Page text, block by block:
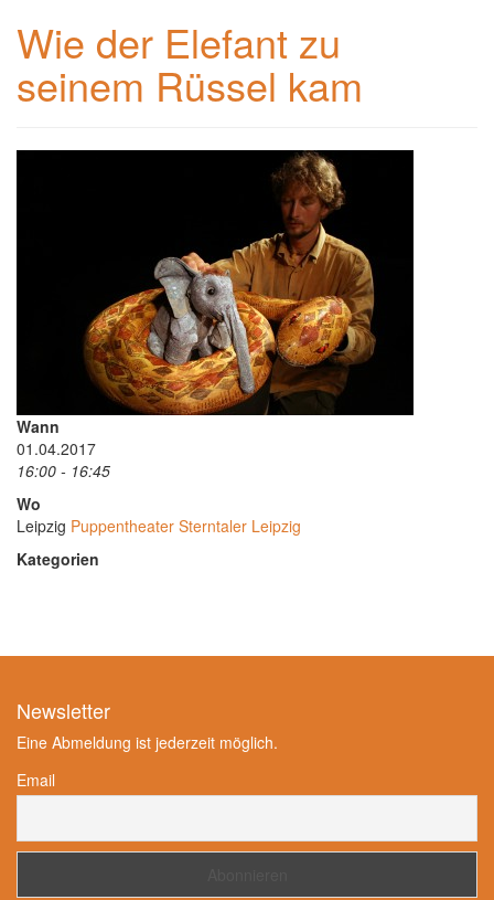
Wie der Elefant zu
seinem Rüssel kam
Wann
01.04.2017
16:00 - 16:45
Wo
Leipzig Puppentheater Sterntaler Leipzig
Kategorien
Newsletter
Eine Abmeldung ist jederzeit möglich.
Email